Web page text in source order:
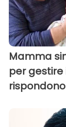
Mamma
per gestire